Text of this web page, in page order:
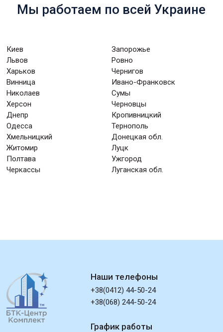
Мы работаем по всей Украине
Киев
Запорожье
Львов
Ровно
Харьков
Чернигов
Винница
Ивано-Франковск
Николаев
Сумы
Херсон
Черновцы
Днепр
Кропивницкий
Одесса
Тернополь
Хмельницкий
Донецкая обл.
Житомир
Луцк
Полтава
Ужгород
Черкассы
Луганская обл.
Наши телефоны
+38(0412) 44-50-24
+38(068) 244-50-24
График работы